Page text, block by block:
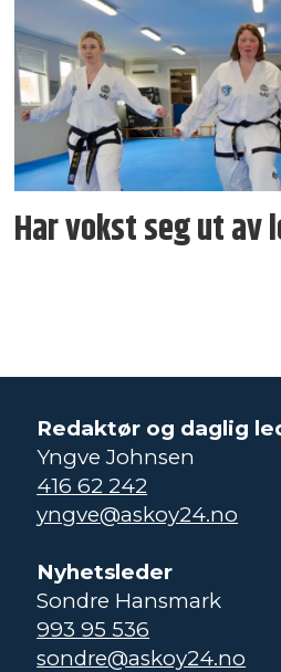
Har vokst seg ut av
Redaktør og daglig
Yngve Johnsen
416 62 242
yngve@askoy24.no
Nyhetsleder
Sondre Hansmark
993 95 536
sondre@askoy24.no